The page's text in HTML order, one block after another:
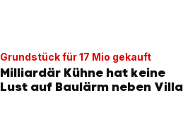
Grundstück für 17 Mio gekauft
Milliardär Kühne hat keine
Lust auf Baulärm neben Villa